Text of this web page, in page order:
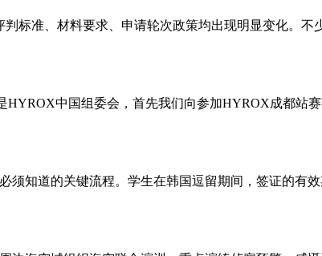
标准、材料要求、申请轮次政策均出现明显变化。
中国组委会，首先我们向参加HYROX成都站
须知道的关键流程。学生在韩国逗留期间，签证的有